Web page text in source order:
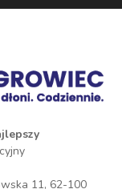
11, 62-100